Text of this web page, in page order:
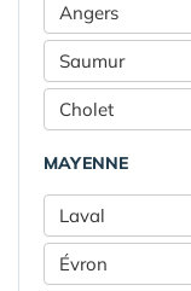
Angers
Saumur
Cholet
MAYENNE
Laval
Évron